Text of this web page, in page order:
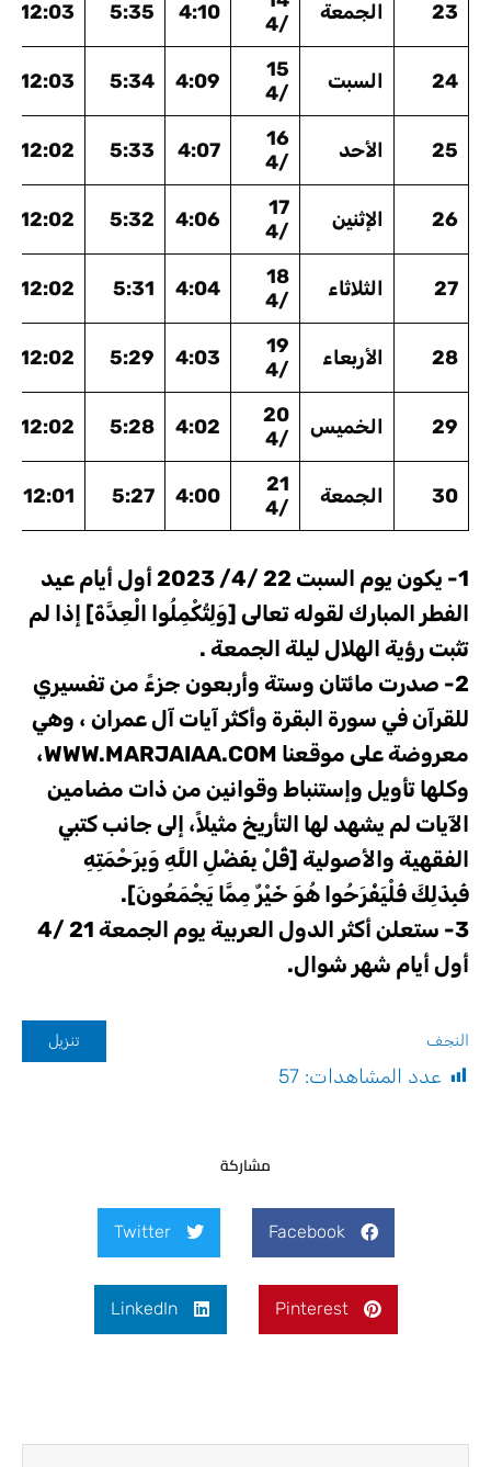
23 الجمعة
/4
4:10
5:35
12:03
24 السبت
15
/4
4:09
5:34
12:03
25 الأحد
16
/4
4:07
5:33
12:02
26 الإثنين
17
/4
4:06
5:32
12:02
27 الثلاثاء
18
/4
4:04
5:31
12:02
28 الأربعاء
19
/4
4:03
5:29
12:02
29 الخميس
20
/4
4:02
5:28
12:02
30 الجمعة
21
/4
4:00
5:27
12:01
1- يكون يوم السبت 22 /4/ 2023 أول أيام عيد
الفطر المبارك لقوله تعالى [وَلِتُكْمِلُوا الْعِدَّةَ] إذا لم
تثبت رؤية الهلال ليلة الجمعة .
2- صدرت مائتان وستة وأربعون جزءً من تفسيري
للقرآن في سورة البقرة وأكثر آيات آل عمران ، وهي
معروضة على موقعنا WWW.MARJAIAA.COM،
وكلها تأويل وإستنباط وقوانين من ذات مضامين
الآيات لم يشهد لها التأريخ مثيلاً، إلى جانب كتبي
الفقهية والأصولية [قُلْ بِفَضْلِ اللَّهِ وَبِرَحْمَتِهِ
فَبِذَلِكَ فَلْيَفْرَحُوا هُوَ خَيْرٌ مِمَّا يَجْمَعُونَ].
3- ستعلن أكثر الدول العربية يوم الجمعة 21 /4
أول أيام شهر شوال.
النجف تنزيل
عدد المشاهدات: 57
مشاركة
Facebook
Twitter
Pinterest
LinkedIn